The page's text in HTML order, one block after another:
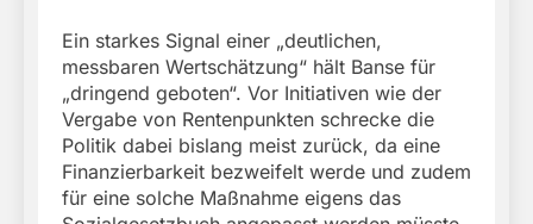
Ein starkes Signal einer „deutlichen,
messbaren Wertschätzung“ hält Banse für
„dringend geboten“. Vor Initiativen wie der
Vergabe von Rentenpunkten schrecke die
Politik dabei bislang meist zurück, da eine
Finanzierbarkeit bezweifelt werde und zudem
für eine solche Maßnahme eigens das